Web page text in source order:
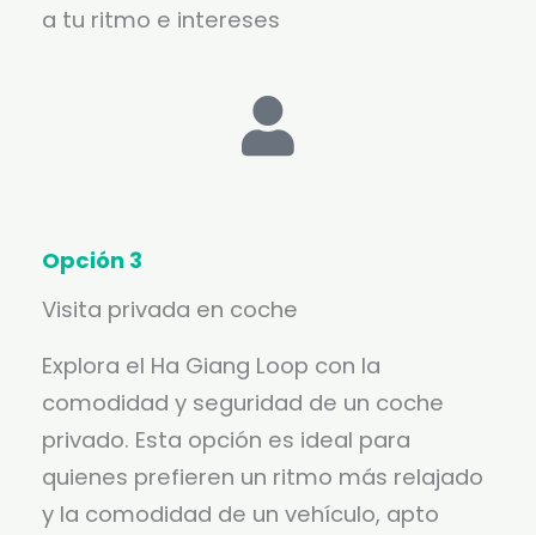
a tu ritmo e intereses
Opción 3
Visita privada en coche
Explora el Ha Giang Loop con la
comodidad y seguridad de un coche
privado. Esta opción es ideal para
quienes prefieren un ritmo más relajado
y la comodidad de un vehículo, apto